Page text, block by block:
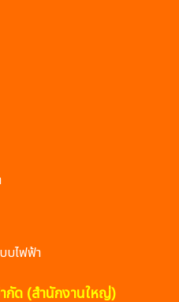
บไฟฟ้า
กัด (สำนักงานใหญ่)